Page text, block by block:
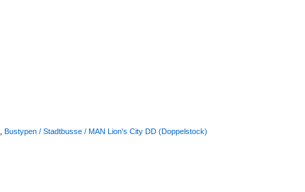
Bustypen / Stadtbusse / MAN Lion's City DD (Doppelstock)